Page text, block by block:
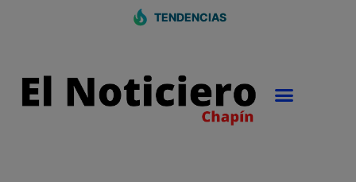
TENDENCIAS